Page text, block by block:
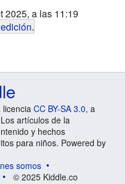
2025, a las 11:19
.
licencia CC BY-SA 3.0, a
artículos de la
y hechos
para niños. Powered by
somos
© 2025 Kiddle.co